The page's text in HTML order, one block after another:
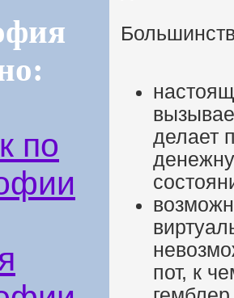
по
делает
пот, к